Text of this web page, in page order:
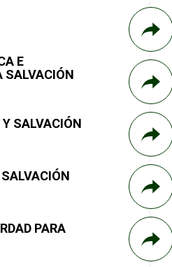
E
SALVACIÓN
SALVACIÓN
PARA